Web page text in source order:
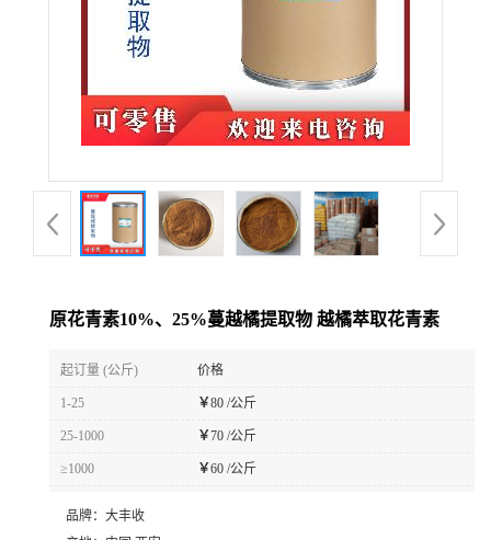
原花青素10%、25%蔓越橘提取物 越橘萃取花青素
起订量 (公斤) 价格
1-25 ￥80 /公斤
25-1000 ￥70 /公斤
≥1000 ￥60 /公斤
品牌： 大丰收